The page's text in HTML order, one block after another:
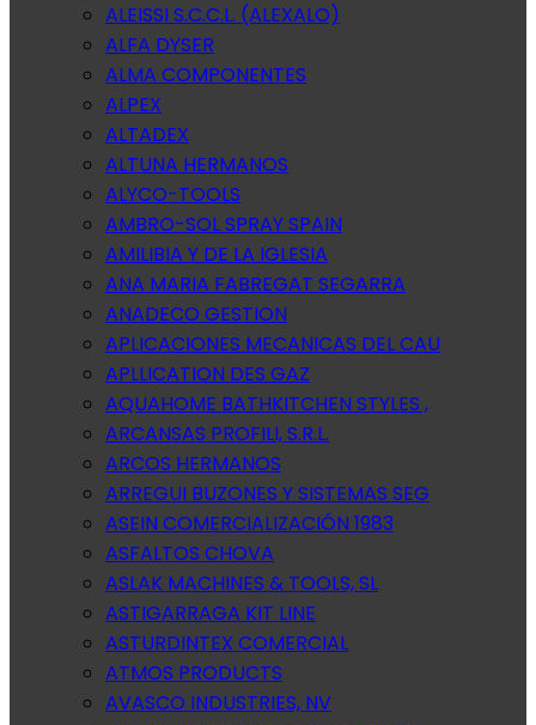
ALEISSI S.C.C.L. (ALEXALO)
ALFA DYSER
ALMA COMPONENTES
ALPEX
ALTADEX
ALTUNA HERMANOS
ALYCO-TOOLS
AMBRO-SOL SPRAY SPAIN
AMILIBIA Y DE LA IGLESIA
ANA MARIA FABREGAT SEGARRA
ANADECO GESTION
APLICACIONES MECANICAS DEL CAU
APLLICATION DES GAZ
AQUAHOME BATHKITCHEN STYLES ,
ARCANSAS PROFILI, S.R.L.
ARCOS HERMANOS
ARREGUI BUZONES Y SISTEMAS SEG
ASEIN COMERCIALIZACIÓN 1983
ASFALTOS CHOVA
ASLAK MACHINES & TOOLS, SL
ASTIGARRAGA KIT LINE
ASTURDINTEX COMERCIAL
ATMOS PRODUCTS
AVASCO INDUSTRIES, NV